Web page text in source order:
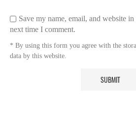
Save my name, email, and website
next time I comment.
* By using this form you agree with the
data by this website.